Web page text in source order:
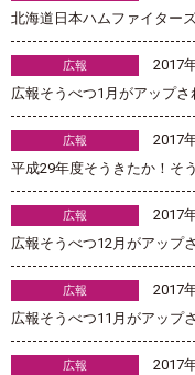
北海道日本ハムファイター
広報
2017
広報そうべつ1月がアップさ
広報
2017
平成29年度そうきたか！そ
広報
2017
広報そうべつ12月がアップ
広報
2017
広報そうべつ11月がアップ
広報
2017